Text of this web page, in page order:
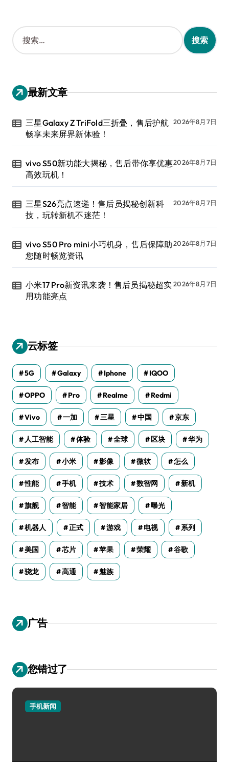
搜
索
：
最新文章
三星Galaxy Z TriFold三折叠，售后护航
畅享未来屏界新体验！
2026年8月7日
vivo S50新功能大揭秘，售后带你享优惠
高效玩机！
2026年8月7日
三星S26亮点速递！售后员揭秘创新科
技，玩转新机不迷茫！
2026年8月7日
vivo S50 Pro mini小巧机身，售后保障助
您随时畅览资讯
2026年8月7日
小米17 Pro新资讯来袭！售后员揭秘超实
用功能亮点
2026年8月7日
云标签
5G Galaxy Iphone IQOO
OPPO Pro Realme Redmi
Vivo 一加 三星 中国 京东
人工智能 体验 全球 区块 华为
发布 小米 影像 微软 怎么
性能 手机 技术 数智网 新机
旗舰 智能 智能家居 曝光
机器人 正式 游戏 电视 系列
美国 芯片 苹果 荣耀 谷歌
骁龙 高通 魅族
广告
您错过了
手机新闻